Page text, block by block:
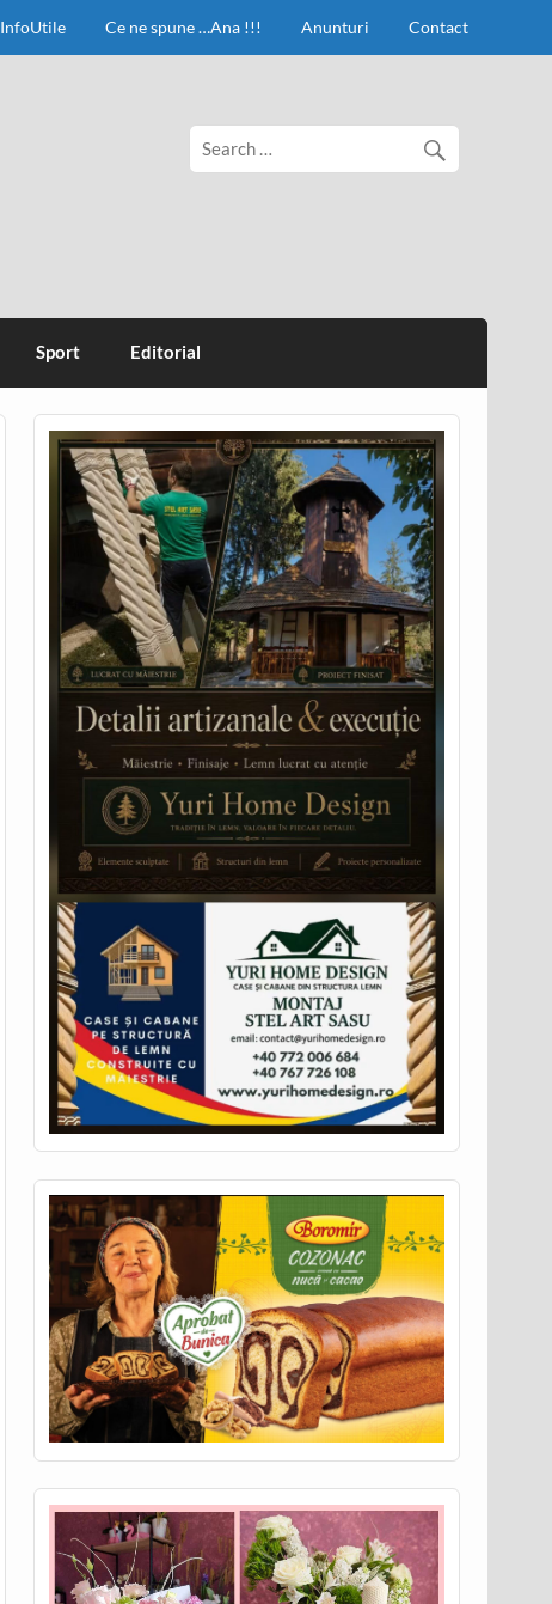
InfoUtile Ce ne spune …Ana !!! Anunturi Contact
Sport Editorial